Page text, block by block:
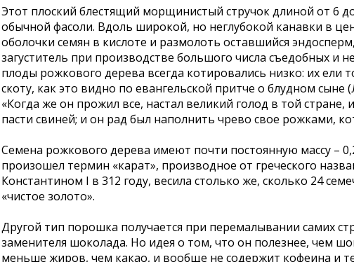
Этот плоский блестящий морщинистый стручок длиной от 6
обычной фасоли. Вдоль широкой, но неглубокой канавки в
оболочки семян в кислоте и размолоть оставшийся
загуститель при производстве большого числа съедобных
плоды рожкового дерева всегда котировались низко: их ели
скоту, как это видно по евангельской притче о блудном сыне
«Когда же он прожил все, настал великий голод в той
пасти свиней; и он рад был наполнить чрево свое рожками,
Семена рожкового дерева имеют почти постоянную массу –
произошел термин «карат», производное от греческого
Константином I в 312 году, весила столько же, сколько 24
«чистое золото».
Другой тип порошка получается при перемалывании самих
заменителя шоколада. Но идея о том, что он полезнее, чем
меньше жиров, чем какао, и вообще не содержит кофеина и